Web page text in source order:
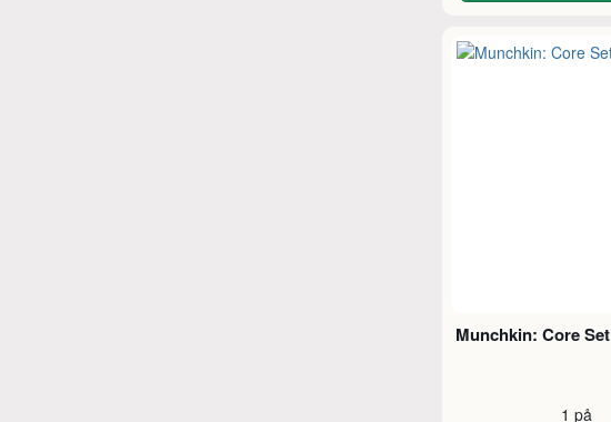
Munchkin: Core Set
1 på